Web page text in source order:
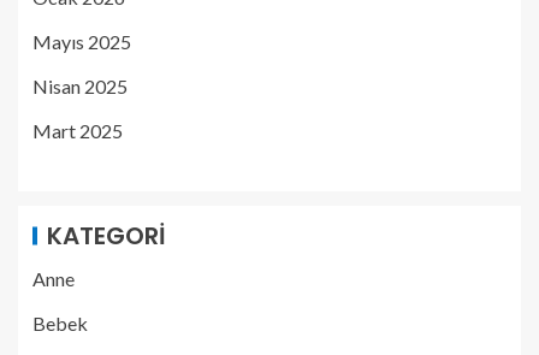
Mayıs 2025
Nisan 2025
Mart 2025
KATEGORI
Anne
Bebek